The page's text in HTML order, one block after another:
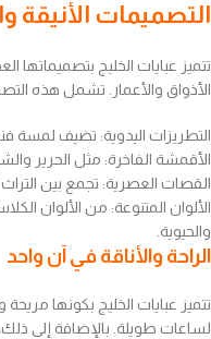
التصميمات الأنيقة
تتميز عبايات الخليج بتصميماتها
الأذواق والأعمار. تشمل هذه
التطريزات اليدوية: تضيف لمسة
الأقمشة الفاخرة: مثل الحرير
القصات العصرية: تجمع بين التراث
الألوان المتنوعة: من الألوان
والحيوية.
الراحة والأناقة في آن واحد
تتميز عبايات الخليج بكونها مريحة
لساعات طويلة. بالإضافة إلى